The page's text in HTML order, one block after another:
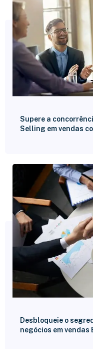
Supere a
Selling em vendas
Desbloqueie o
negócios em vendas